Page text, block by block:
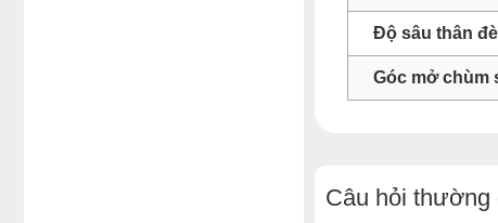
Độ sâu thân
Góc mở chùm
Câu hỏi thường